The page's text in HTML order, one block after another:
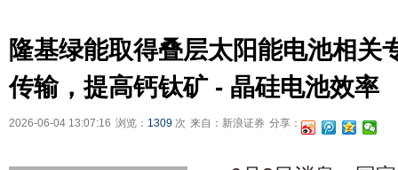
隆基绿能取得叠层太阳能电池相关
传输，提高钙钛矿 - 晶硅电池效率
2026-06-04 13:07:16 浏览： 1309 次 来自：新浪证券 分享：